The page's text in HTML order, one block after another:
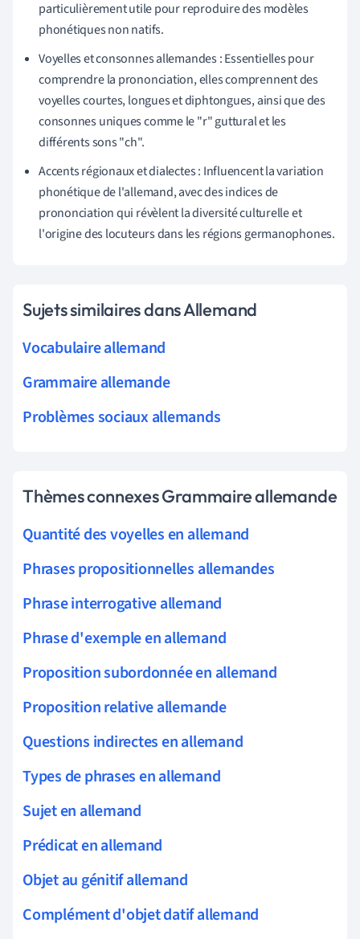
particulièrement utile pour reproduire des modèles
phonétiques non natifs.
Voyelles et consonnes allemandes : Essentielles pour
comprendre la prononciation, elles comprennent des
voyelles courtes, longues et diphtongues, ainsi que des
consonnes uniques comme le "r" guttural et les
différents sons "ch".
Accents régionaux et dialectes : Influencent la variation
phonétique de l'allemand, avec des indices de
prononciation qui révèlent la diversité culturelle et
l'origine des locuteurs dans les régions germanophones.
Sujets similaires dans Allemand
Vocabulaire allemand
Grammaire allemande
Problèmes sociaux allemands
Thèmes connexes Grammaire allemande
Quantité des voyelles en allemand
Phrases propositionnelles allemandes
Phrase interrogative allemand
Phrase d'exemple en allemand
Proposition subordonnée en allemand
Proposition relative allemande
Questions indirectes en allemand
Types de phrases en allemand
Sujet en allemand
Prédicat en allemand
Objet au génitif allemand
Complément d'objet datif allemand